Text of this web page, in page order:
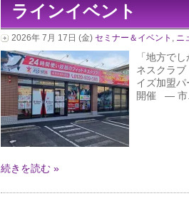
ラインイベント
2026年 7月 17日 (金) セミナー＆イベント , ニ
「地方で
ネスクラ
イズ加盟
開催 ― 市
続きを読む »